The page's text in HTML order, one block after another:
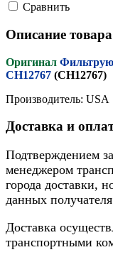
Cравнить
Описание товара
Оригинал
CH12767 (CH12767)
Производитель: USA
Доставка и
Подтверждением
менеджером
города доставки,
данных
Доставка
транспортными